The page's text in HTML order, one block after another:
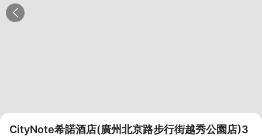
CityNote希諾酒店(廣州北京路步行街越秀公園店)3